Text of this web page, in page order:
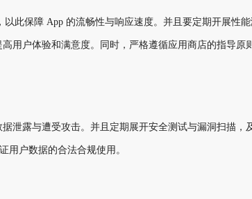
以此保障 App 的流畅性与响应速度。并且要定期开展性
用户体验和满意度。同时，严格遵循应用商店的指导原
泄露与遭受攻击。并且定期展开安全测试与漏洞扫描，
用户数据的合法合规使用。